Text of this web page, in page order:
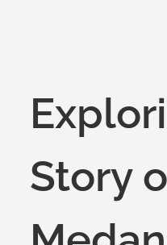
Story